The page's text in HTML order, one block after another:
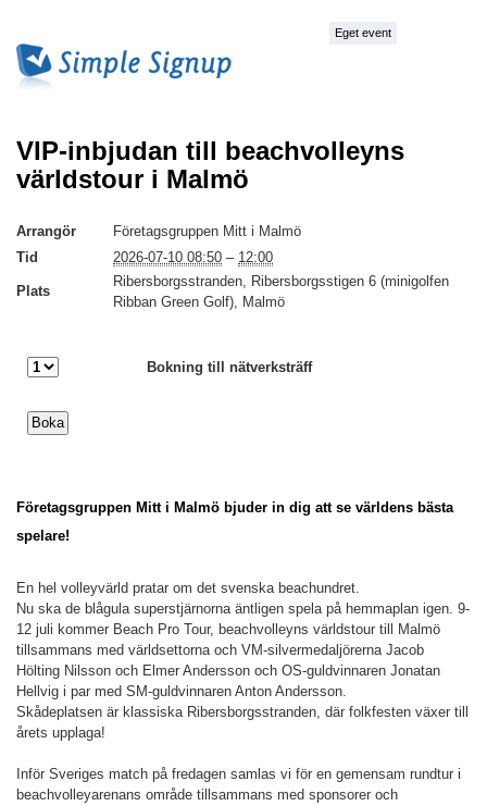
Eget event
VIP-inbjudan till beachvolleyns
världstour i Malmö
Arrangör
Företagsgruppen Mitt i Malmö
Tid
2026-07-10 08:50 – 12:00
Plats
Ribersborgsstranden, Ribersborgsstigen 6 (minigolfen
Ribban Green Golf), Malmö
Bokning till nätverksträff
Företagsgruppen Mitt i Malmö bjuder in dig att se världens bästa
spelare!
En hel volleyvärld pratar om det svenska beachundret.
Nu ska de blågula superstjärnorna äntligen spela på hemmaplan igen. 9-
12 juli kommer Beach Pro Tour, beachvolleyns världstour till Malmö
tillsammans med världsettorna och VM-silvermedaljörerna Jacob
Hölting Nilsson och Elmer Andersson och OS-guldvinnaren Jonatan
Hellvig i par med SM-guldvinnaren Anton Andersson.
Skådeplatsen är klassiska Ribersborgsstranden, där folkfesten växer till
årets upplaga!
Inför Sveriges match på fredagen samlas vi för en gemensam rundtur i
beachvolleyarenans område tillsammans med sponsorer och